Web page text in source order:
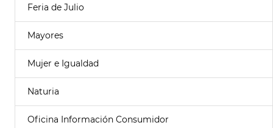
Feria de Julio
Mayores
Mujer e Igualdad
Naturia
Oficina Información Consumidor